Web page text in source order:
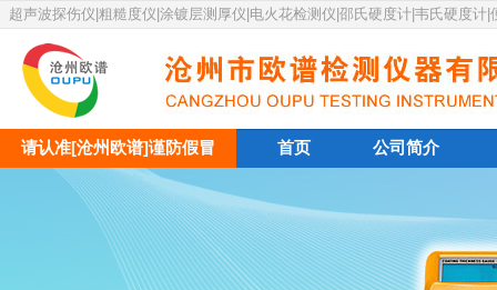
超声波探伤仪|粗糙度仪|涂镀层测厚仪|电火花检测仪|邵氏硬度计|韦氏硬度计|
请认准[沧州欧谱]谨防假冒 首页 公司简介